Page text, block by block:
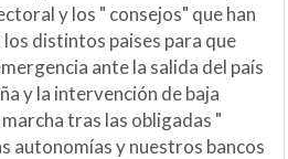
y los " consejos" que han
distintos paises para que
ante la salida del país
y la intervención de baja
tras las obligadas "
autonomías y nuestros bancos